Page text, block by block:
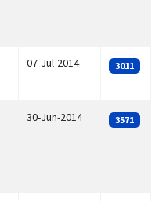
07-Jul-2014 3011
30-Jun-2014 3571